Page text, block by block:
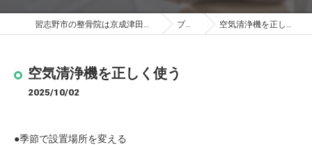
習志野市の整骨院は京成津田沼整骨院 ブログ 空気清浄機を正しく使う
空気清浄機を正しく使う
2025/10/02
●季節で設置場所を変える